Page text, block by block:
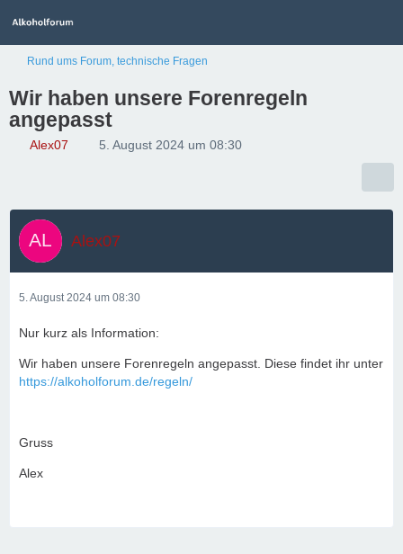
Rund ums Forum, technische Fragen
Wir haben unsere Forenregeln
angepasst
Alex07 5. August 2024 um 08:30
Alex07
5. August 2024 um 08:30
Nur kurz als Information:
Wir haben unsere Forenregeln angepasst. Diese findet ihr unter
https://alkoholforum.de/regeln/
Gruss
Alex